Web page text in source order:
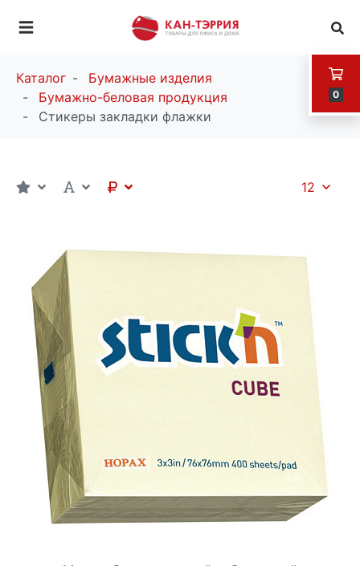
0
Каталог
Бумажные изделия
Бумажно-беловая продукция
Стикеры закладки флажки
12